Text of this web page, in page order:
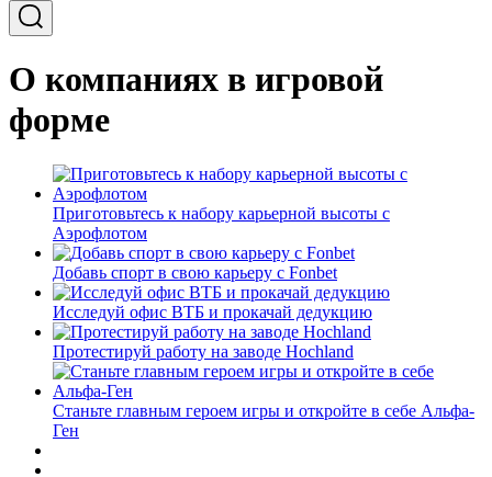
О компаниях в игровой
форме
Приготовьтесь к набору карьерной высоты с
Аэрофлотом
Добавь спорт в свою карьеру с Fonbet
Исследуй офис ВТБ и прокачай дедукцию
Протестируй работу на заводе Hochland
Станьте главным героем игры и откройте в себе Альфа-
Ген